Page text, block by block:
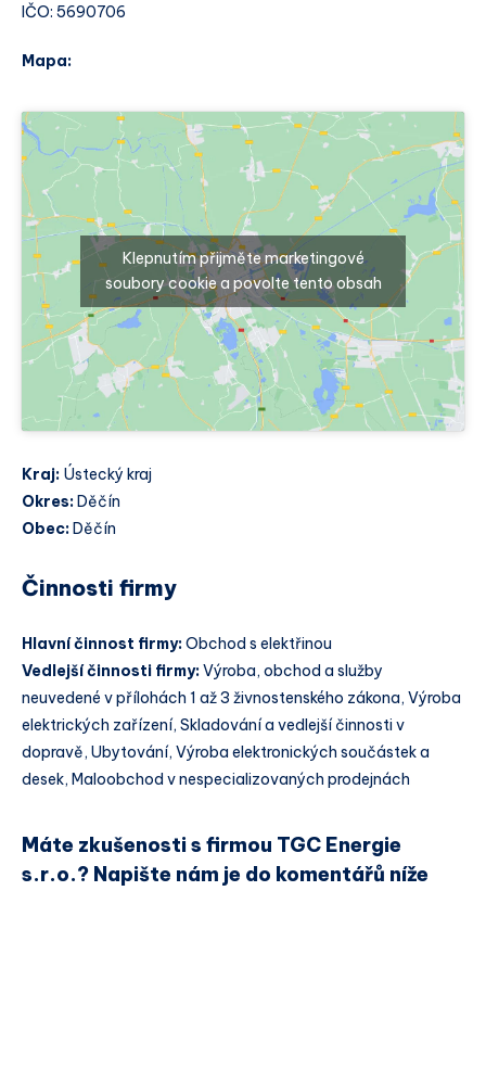
IČO: 5690706
Mapa:
Klepnutím přijměte marketingové
soubory cookie a povolte tento obsah
Kraj: Ústecký kraj
Okres: Děčín
Obec: Děčín
Činnosti firmy
Hlavní činnost firmy:Obchod s elektřinou
Vedlejší činnosti firmy:Výroba, obchod a služby
neuvedené v přílohách 1 až 3 živnostenského zákona, Výroba
elektrických zařízení, Skladování a vedlejší činnosti v
dopravě, Ubytování, Výroba elektronických součástek a
desek, Maloobchod v nespecializovaných prodejnách
Máte zkušenosti s firmou TGC Energie
s.r.o.? Napište nám je do komentářů níže